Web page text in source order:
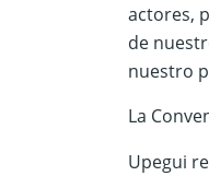
actores,
de
nuestro
La
Upegui